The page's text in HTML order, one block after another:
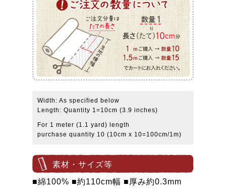
Width: As specified below
Length: Quantity 1=10cm (3.9 inches)
For 1 meter (1.1 yard) length
purchase quantity 10 (10cm x 10=100cm/1m)
素材・サイズ等
■綿100% ■約110cm幅 ■厚み約0.3mm